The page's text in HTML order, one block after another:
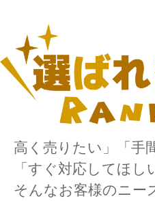
高く売りたい」「手
「すぐ対応してほし
そんなお客様のニー